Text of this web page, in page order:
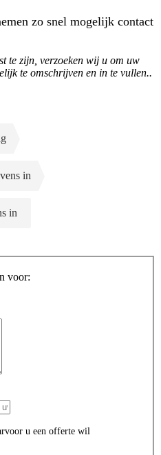
zo snel mogelijk contact
te zijn, verzoeken wij u om uw
te omschrijven en in te vullen..
in
in
voor:
u een offerte wil